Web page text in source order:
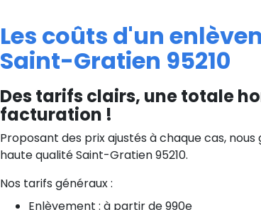
Les coûts d'un
Saint-Gratien 95210
Des tarifs clairs, une totale
facturation !
Proposant des prix ajustés à chaque cas,
haute qualité Saint-Gratien 95210.
Nos tarifs généraux :
Enlèvement : à partir de 990e